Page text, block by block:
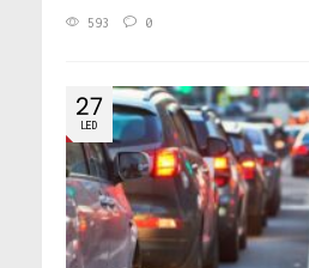
593 0
27
LED